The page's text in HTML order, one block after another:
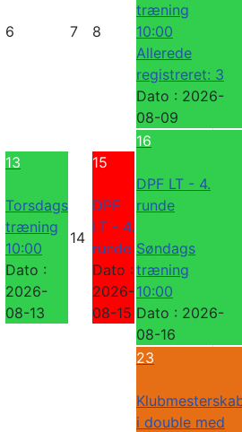
6 7 8
træning
10:00
Allerede
registreret: 3
Dato : 2026-
08-09
13
Torsdags
træning
10:00
Dato :
2026-
08-13
14
15
DPF
LT - 4.
runde
Dato :
2026-
08-15
16
DPF LT - 4.
runde
Søndags
træning
10:00
Dato : 2026-
08-16
23
i double med